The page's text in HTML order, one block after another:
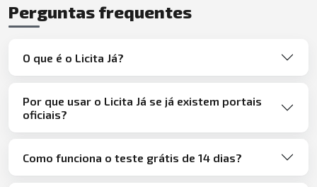
Perguntas frequentes
O que é o Licita Já?
Por que usar o Licita Já se já existem portais
oficiais?
Como funciona o teste grátis de 14 dias?